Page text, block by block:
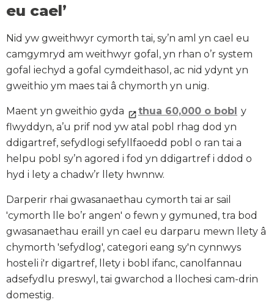
eu cael’
Nid yw gweithwyr cymorth tai, sy’n aml yn cael eu
camgymryd am weithwyr gofal, yn rhan o’r system
gofal iechyd a gofal cymdeithasol, ac nid ydynt yn
gweithio ym maes tai â chymorth yn unig.
Maent yn gweithio gyda thua 60,000 o bobl y
flwyddyn, a’u prif nod yw atal pobl rhag dod yn
ddigartref, sefydlogi sefyllfaoedd pobl o ran tai a
helpu pobl sy’n agored i fod yn ddigartref i ddod o
hyd i lety a chadw’r llety hwnnw.
Darperir rhai gwasanaethau cymorth tai ar sail
'cymorth lle bo’r angen' o fewn y gymuned, tra bod
gwasanaethau eraill yn cael eu darparu mewn llety â
chymorth 'sefydlog', categori eang sy'n cynnwys
hosteli i'r digartref, llety i bobl ifanc, canolfannau
adsefydlu preswyl, tai gwarchod a llochesi cam-drin
domestig.